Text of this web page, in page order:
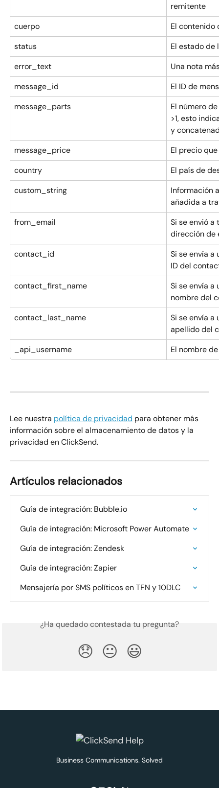
remitente
cuerpo
El contenido
status
El estado de
error_text
Una nota
message_id
El ID de
message_parts
El número
>1, esto
y
message_price
El precio
country
El país de
custom_string
Información
añadida a
from_email
Si se envió a
dirección de
contact_id
Si se envía
ID del
contact_first_name
Si se envía
nombre del
contact_last_name
Si se envía
apellido del
_api_username
El nombre
Lee nuestra política de privacidad para obtener más
información sobre el almacenamiento de datos y la
privacidad en ClickSend.
Artículos relacionados
Guía de integración: Bubble.io
Guía de integración: Microsoft Power Automate
Guía de integración: Zendesk
Guía de integración: Zapier
Mensajería por SMS políticos en TFN y 10DLC
¿Ha quedado contestada tu pregunta?
😞 😐 😃
Business Communications. Solved